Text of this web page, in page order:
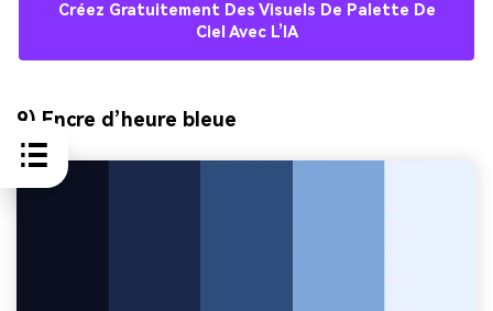
Créez Gratuitement Des Visuels De Palette De
Ciel Avec L’IA
9) Encre d’heure bleue